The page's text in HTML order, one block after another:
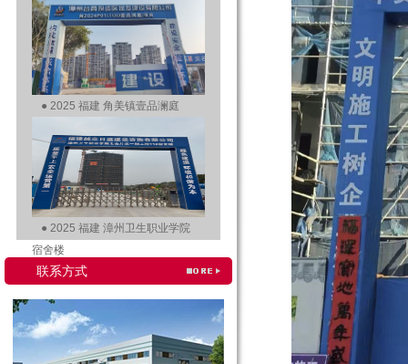
● 2025 福建 角美镇壹品澜庭
● 2025 福建 漳州卫生职业学院
宿舍楼
联系方式